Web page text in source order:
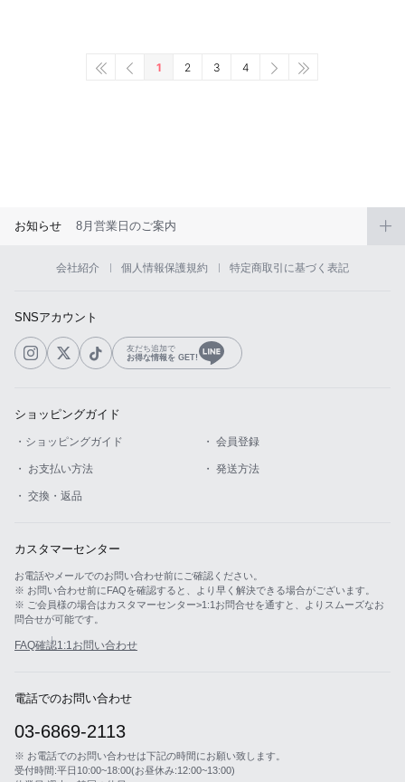
1 2 3 4
お知らせ 8月営業日のご案内
会社紹介 個人情報保護規約 特定商取引に基づく表記
SNSアカウント
友だち追加で
お得な情報を GET!
ショッピングガイド
・ショッピングガイド ・ 会員登録
・ お支払い方法 ・ 発送方法
・ 交換・返品
カスタマーセンター
お電話やメールでのお問い合わせ前にご確認ください。
※ お問い合わせ前にFAQを確認すると、より早く解決できる場合がございます。
※ ご会員様の場合はカスタマーセンター>1:1お問合せを通すと、よりスムーズなお
問合せが可能です。
FAQ確認1:1お問い合わせ
電話でのお問い合わせ
03-6869-2113
※ お電話でのお問い合わせは下記の時間にお願い致します。
受付時間:平日10:00~18:00(お昼休み:12:00~13:00)